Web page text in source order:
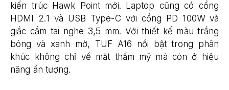
kiến ​​trúc Hawk Point mới. Laptop cũng có cổng
HDMI 2.1 và USB Type-C với cổng PD 100W và
giắc cắm tai nghe 3,5 mm. Với thiết kế màu trắng
bóng và xanh mờ, TUF A16 nổi bật trong phân
khúc không chỉ về mặt thẩm mỹ mà còn ở hiệu
năng ấn tượng.